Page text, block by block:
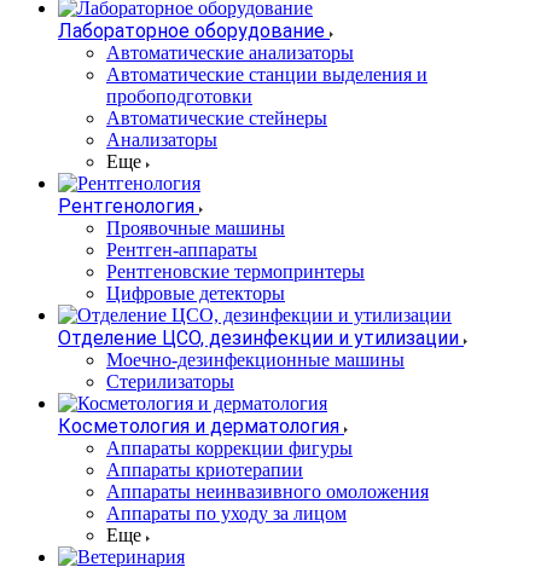
Лабораторное оборудование
Автоматические анализаторы
Автоматические станции выделения и
пробоподготовки
Автоматические стейнеры
Анализаторы
Еще
Рентгенология
Проявочные машины
Рентген-аппараты
Рентгеновские термопринтеры
Цифровые детекторы
Отделение ЦСО, дезинфекции и утилизации
Моечно-дезинфекционные машины
Стерилизаторы
Косметология и дерматология
Аппараты коррекции фигуры
Аппараты криотерапии
Аппараты неинвазивного омоложения
Аппараты по уходу за лицом
Еще